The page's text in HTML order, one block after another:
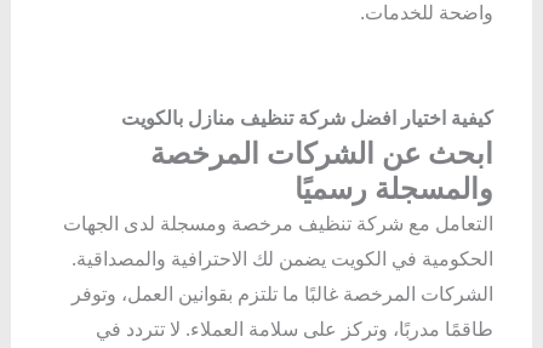
واضحة للخدمات.
كيفية اختيار افضل شركة تنظيف منازل بالكويت
ابحث عن الشركات المرخصة
والمسجلة رسميًا
التعامل مع شركة تنظيف مرخصة ومسجلة لدى الجهات
الحكومية في الكويت يضمن لك الاحترافية والمصداقية.
الشركات المرخصة غالبًا ما تلتزم بقوانين العمل، وتوفر
طاقمًا مدربًا، وتركز على سلامة العملاء. لا تتردد في